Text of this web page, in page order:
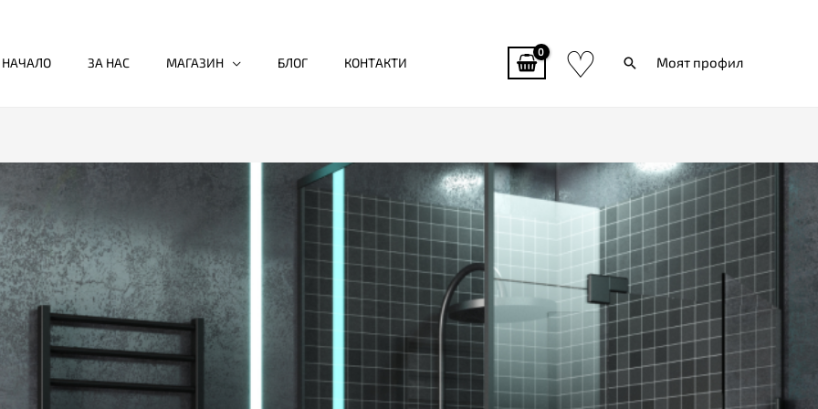
НАЧАЛО ЗА НАС МАГАЗИН БЛОГ КОНТАКТИ ♡ ТърсиМоят профил